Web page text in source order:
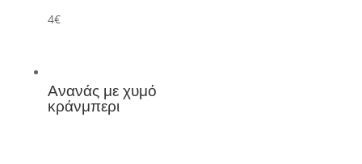
4€
Ανανάς με χυμό
κράνμπερι